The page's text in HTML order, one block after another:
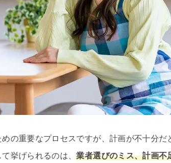
の重要なプロセスですが、計画が不十分だ
挙げられるのは、業者選びのミス、計画不